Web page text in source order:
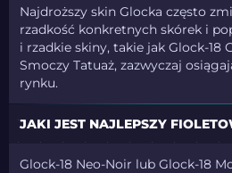
Najdroższy skin Glocka często
rzadkość konkretnych skórek i
i rzadkie skiny, takie jak Glock-18
Smoczy Tatuaż, zazwyczaj
rynku.
JAKI JEST NAJLEPSZY
Glock-18 Neo-Noir lub Glock-18